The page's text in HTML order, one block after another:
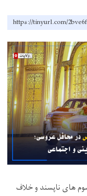
https://tinyurl.com/
های ناپسند و خلاف